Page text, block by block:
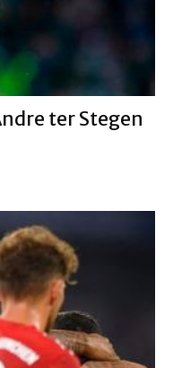
ter Stegen